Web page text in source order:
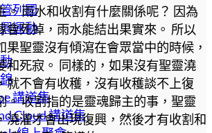
列國
運動
講道集
Cloud 講道集
。 雨水和收割有什麼關係呢？ 因為
會死掉，雨水能結出果實來。 所以
果聖靈沒有傾瀉在會眾當中的時候，
和死寂。 同樣的，如果沒有聖靈澆
就不會有收穫，沒有收穫談不上復
。 收割指的是靈魂歸主的事，聖靈
澆灌才會出現復興，然後才有收割和